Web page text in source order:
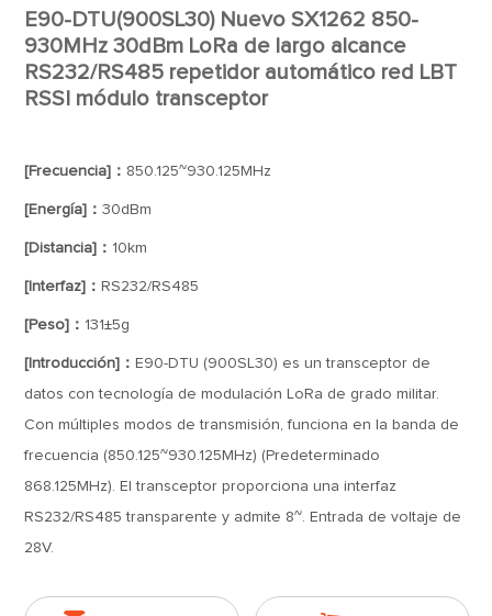
E90-DTU(900SL30) Nuevo SX1262 850-
930MHz 30dBm LoRa de largo alcance
RS232/RS485 repetidor automático red LBT
RSSI módulo transceptor
[Frecuencia]： 850.125~930.125MHz
[Energía]：30dBm
[Distancia]： 10km
[Interfaz]： RS232/RS485
[Peso]： 131±5g
[Introducción]： E90-DTU (900SL30) es un transceptor de
datos con tecnología de modulación LoRa de grado militar.
Con múltiples modos de transmisión, funciona en la banda de
frecuencia (850.125~930.125MHz) (Predeterminado
868.125MHz). El transceptor proporciona una interfaz
RS232/RS485 transparente y admite 8~. Entrada de voltaje de
28V.